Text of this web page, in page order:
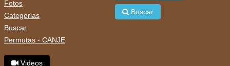
Fotos
Categorias
Buscar
Permutas - CANJE
Videos
Buscar